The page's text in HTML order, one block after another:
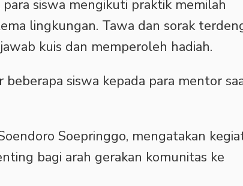
siswa mengikuti praktik memilah
lingkungan. Tawa dan sorak
kuis dan memperoleh hadiah.
beberapa siswa kepada para mentor
Soepringgo, mengatakan
bagi arah gerakan komunitas ke